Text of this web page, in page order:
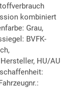
kombiniert
Grau,
BVFK-
HU/AU